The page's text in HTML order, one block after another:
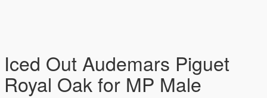
Iced Out Audemars Piguet
Royal Oak for MP Male